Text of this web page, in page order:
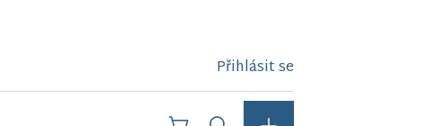
Přihlásit se